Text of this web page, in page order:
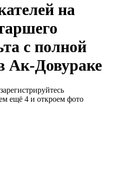
на
с полной
Ак-Довураке
ещё 4 и откроем фото